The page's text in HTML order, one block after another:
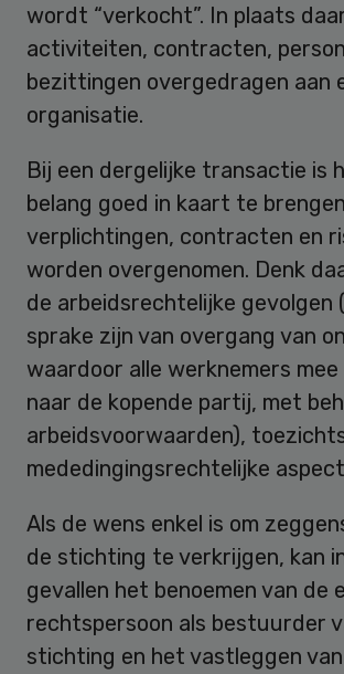
wordt “verkocht”. In plaats
activiteiten, contracten,
bezittingen overgedragen aan
organisatie.
Bij een dergelijke transactie is
belang goed in kaart te
verplichtingen, contracten en
worden overgenomen. Denk
de arbeidsrechtelijke gevolgen
sprake zijn van overgang van
waardoor alle werknemers
naar de kopende partij, met
arbeidsvoorwaarden),
mededingingsrechtelijke
Als de wens enkel is om
de stichting te verkrijgen, kan
gevallen het benoemen van de
rechtspersoon als bestuurder
stichting en het vastleggen